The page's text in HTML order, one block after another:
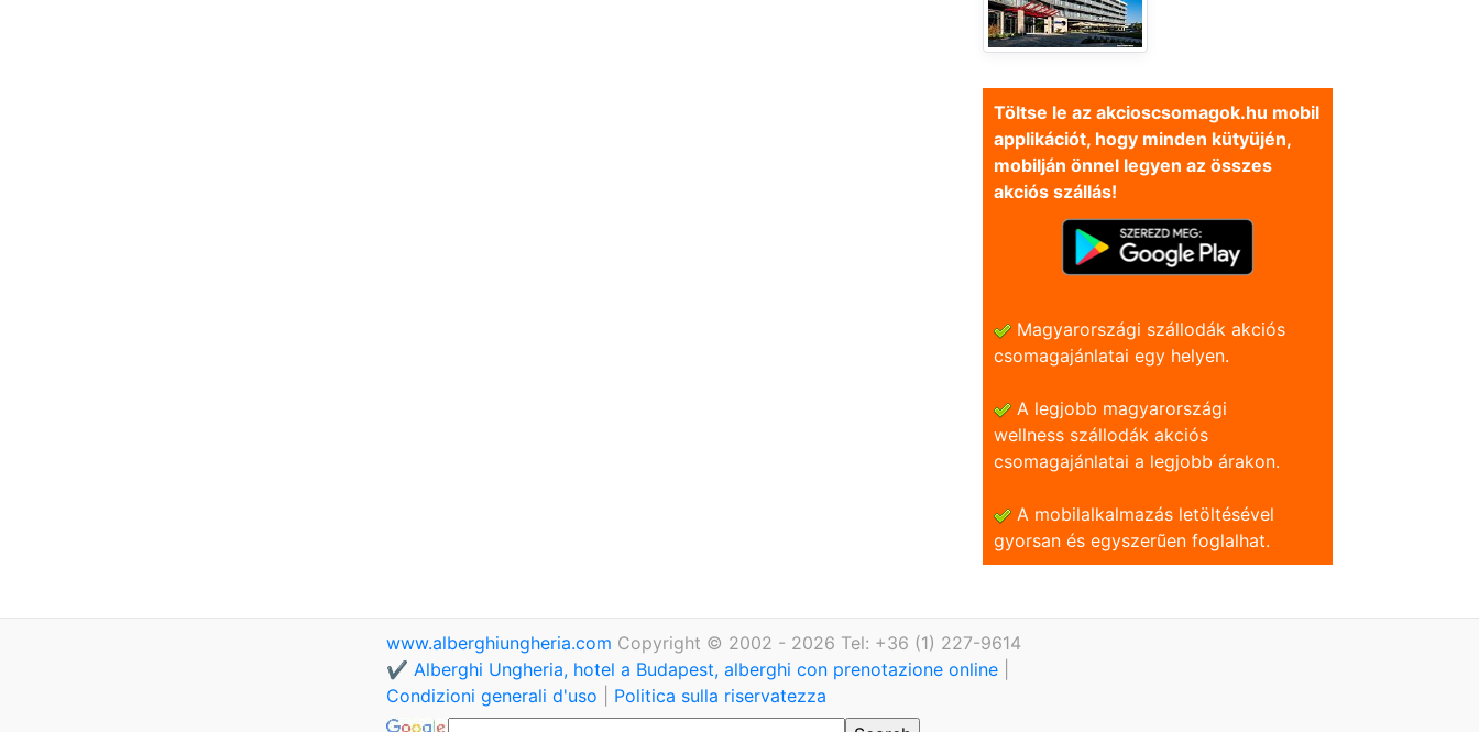
Töltse le az akcioscsomagok.hu mobil
applikációt, hogy minden kütyüjén,
mobilján önnel legyen az összes
akciós szállás!
Magyarországi szállodák akciós
csomagajánlatai egy helyen.
A legjobb magyarországi
wellness szállodák akciós
csomagajánlatai a legjobb árakon.
A mobilalkalmazás letöltésével
gyorsan és egyszerũen foglalhat.
www.alberghiungheria.com Copyright © 2002 - 2026 Tel: +36 (1) 227-9614
✔️ Alberghi Ungheria, hotel a Budapest, alberghi con prenotazione online
Condizioni generali d'uso
Politica sulla riservatezza